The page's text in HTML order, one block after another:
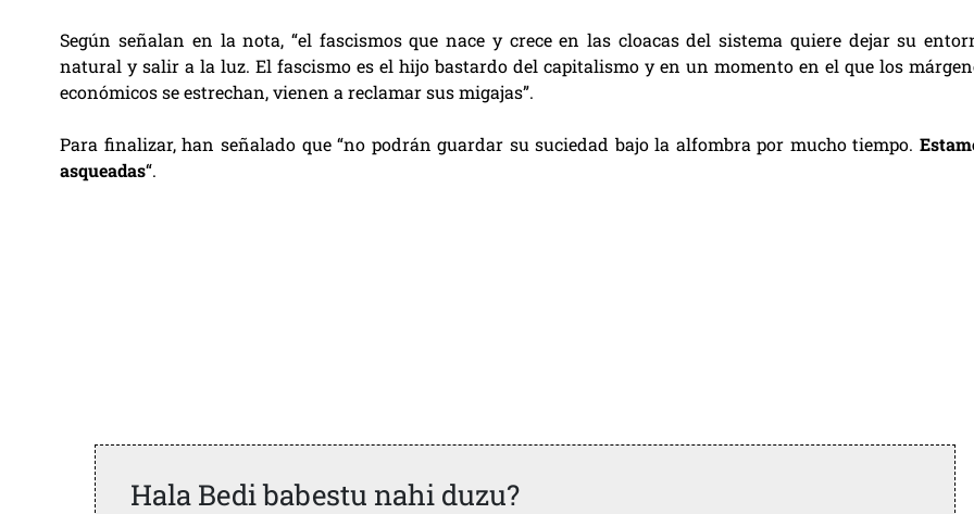
Según señalan en la nota, “el fascismos que nace y crece en las cloacas del sistema quiere dejar su
natural y salir a la luz. El fascismo es el hijo bastardo del capitalismo y en un momento en el que los
económicos se estrechan, vienen a reclamar sus migajas”.
Para finalizar, han señalado que “no podrán guardar su suciedad bajo la alfombra por mucho tiempo.
asqueadas“.
Hala Bedi babestu nahi duzu?